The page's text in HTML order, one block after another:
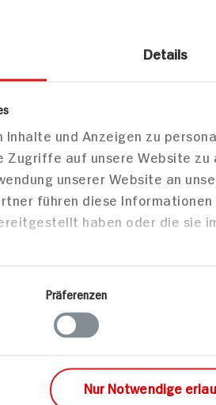
Details
Inhalte und Anzeigen zu
Zugriffe auf unsere Website zu
unserer Website an
führen diese
haben oder die sie
Präferenzen
Nur Notwendige
Personen
Vegetarisch